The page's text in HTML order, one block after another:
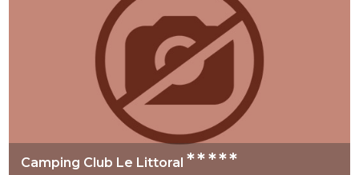
Camping Club Le Littoral*****